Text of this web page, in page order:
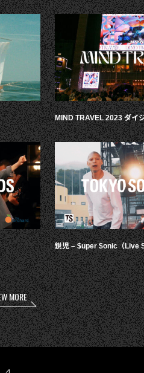
MIND TRAVEL 2023 ダイ
鋭児 – $uper $onic（Live
MORE